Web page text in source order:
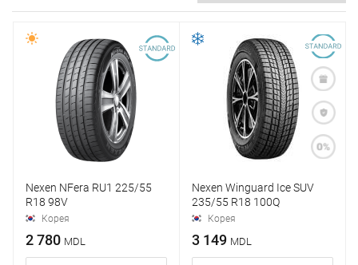
Nexen NFera RU1 225/55
R18 98V
Корея
2 780 MDL
Nexen Winguard Ice SUV
235/55 R18 100Q
Корея
3 149 MDL